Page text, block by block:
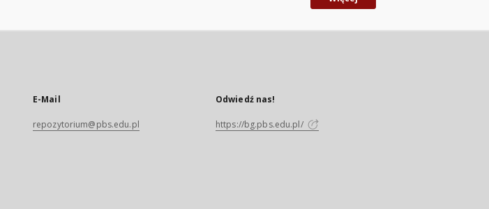
E-Mail
repozytorium@pbs.edu.pl
Odwiedź nas!
https://bg.pbs.edu.pl/